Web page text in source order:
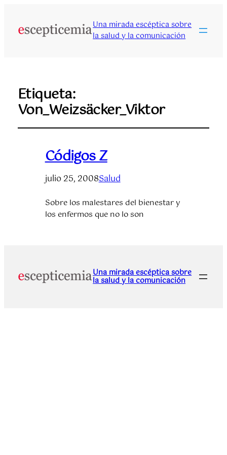
Una mirada escéptica sobre
la salud y la comunicación
Etiqueta:
Von_Weizsäcker_Viktor
Códigos Z
julio 25, 2008Salud
Sobre los malestares del bienestar y
los enfermos que no lo son
Una mirada escéptica sobre
la salud y la comunicación